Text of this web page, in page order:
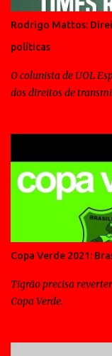
Rodrigo Mattos:
políticas
O colunista de UOL
dos direitos de
Copa Verde 2021:
Tigrão precisa
Copa Verde.